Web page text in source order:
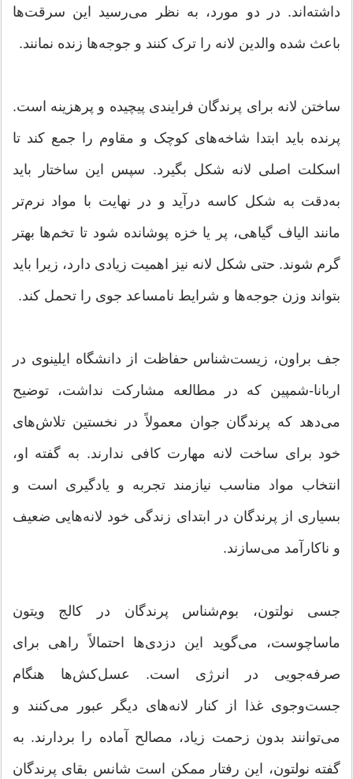
داشته‌اند. در دو مورد، به نظر می‌رسید این سرقت‌ها
باعث شده والدین لانه را ترک کنند و جوجه‌ها زنده نمانند.
ساختن لانه برای پرندگان فرایندی پیچیده و پرهزینه است.
پرنده باید ابتدا شاخه‌های کوچک و مقاوم را جمع کند تا
اسکلت اصلی لانه شکل بگیرد. سپس این ساختار باید
به‌دقت به شکل کاسه درآید و در نهایت با مواد نرم‌تر
مانند الیاف گیاهی، پر یا خزه پوشانده شود تا تخم‌ها بهتر
گرم شوند. حتی شکل لانه نیز اهمیت زیادی دارد، زیرا باید
بتواند وزن جوجه‌ها و شرایط نامساعد جوی را تحمل کند.
جف براون، زیست‌شناس حفاظت از دانشگاه ایلینوی در
اربانا-شمپین که در مطالعه مشارکت نداشت، توضیح
می‌دهد که پرندگان جوان معمولاً در نخستین تلاش‌های
خود برای ساخت لانه مهارت کافی ندارند. به گفته او،
انتخاب مواد مناسب نیازمند تجربه و یادگیری است و
بسیاری از پرندگان در ابتدای زندگی خود لانه‌هایی ضعیف
و ناکارآمد می‌سازند.
جسی نولتون، بوم‌شناس پرندگان در کالج ویتون
ماساچوست، می‌گوید این دزدی‌ها احتمالاً راهی برای
صرفه‌جویی در انرژی است. عسل‌کش‌ها هنگام
جست‌وجوی غذا از کنار لانه‌های دیگر عبور می‌کنند و
می‌توانند بدون زحمت زیاد، مصالح آماده را بردارند. به
گفته نولتون، این رفتار ممکن است شانس بقای پرندگان